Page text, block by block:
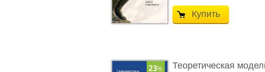
Купить
Теоретическая